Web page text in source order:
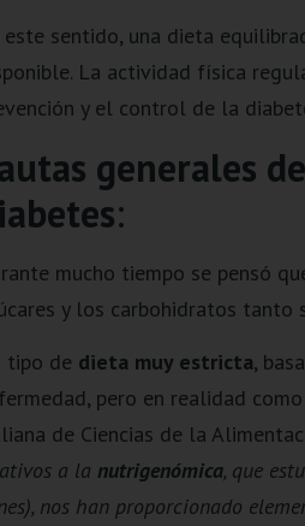
este sentido, una dieta
La actividad física
y el control de la
generales
:
mucho tiempo se pensó
y los carbohidratos tanto
tipo de dieta muy estricta,
pero en realidad
de Ciencias de la
a la nutrigenómica, que
nos han proporcionado